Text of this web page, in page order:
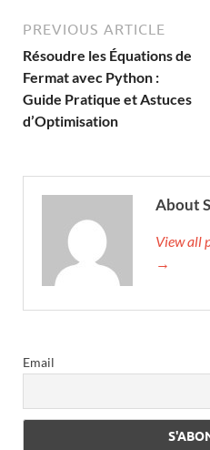
PREVIOUS ARTICLE
Résoudre les Équations de
Fermat avec Python :
Guide Pratique et Astuces
d’Optimisation
About
View all
→
Email